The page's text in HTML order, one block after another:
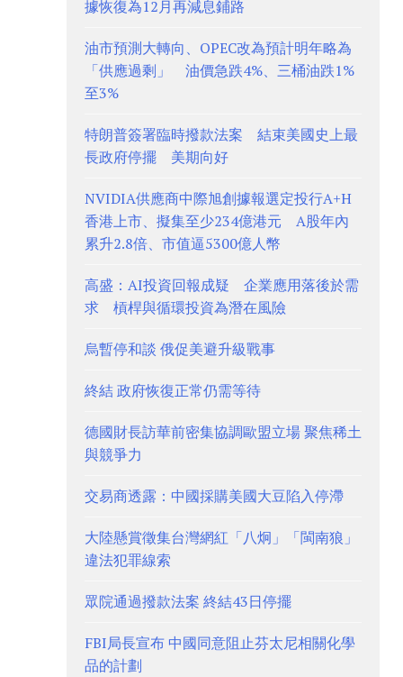
據恢復為12月再減息鋪路
油市預測大轉向、OPEC改為預計明年略為
「供應過剩」 油價急跌4%、三桶油跌1%
至3%
特朗普簽署臨時撥款法案 結束美國史上最
長政府停擺 美期向好
NVIDIA供應商中際旭創據報選定投行A+H
香港上市、擬集至少234億港元 A股年內
累升2.8倍、市值逼5300億人幣
高盛：AI投資回報成疑 企業應用落後於需
求 槓桿與循環投資為潛在風險
烏暫停和談 俄促美避升級戰事
終結 政府恢復正常仍需等待
德國財長訪華前密集協調歐盟立場 聚焦稀土
與競爭力
交易商透露：中國採購美國大豆陷入停滯
大陸懸賞徵集台灣網紅「八炯」「閩南狼」
違法犯罪線索
眾院通過撥款法案 終結43日停擺
FBI局長宣布 中國同意阻止芬太尼相關化學
品的計劃